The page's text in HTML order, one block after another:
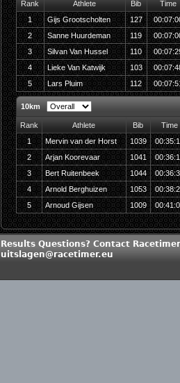
Rank Athlete Bib
Time
1
Gijs Grootscholten 127
2
Sanne Huurdeman 119
3
Silvan Van Hussel 110
4
Lieke Van Katwijk 103
5
Lars Pluim 112
10km
Rank Athlete Bib
Time
1
Mervin van der Horst 1039
2
Arjan Koorevaar 1041
3
Bert Ruitenbeek 1044
4
Arnold Berghuizen 1053
5
Arnoud Gijsen 1009
Results Questions? Contact
uitslagen@racetimer.eu